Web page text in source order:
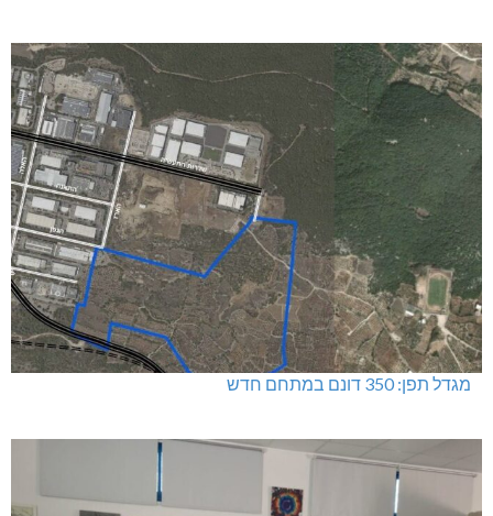
מגדל תפן: 350 דונם במתחם חדש